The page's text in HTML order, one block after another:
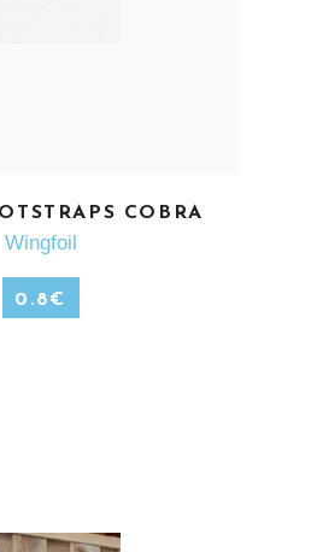
PLUSCOBRA
Wingfoil
0.8€